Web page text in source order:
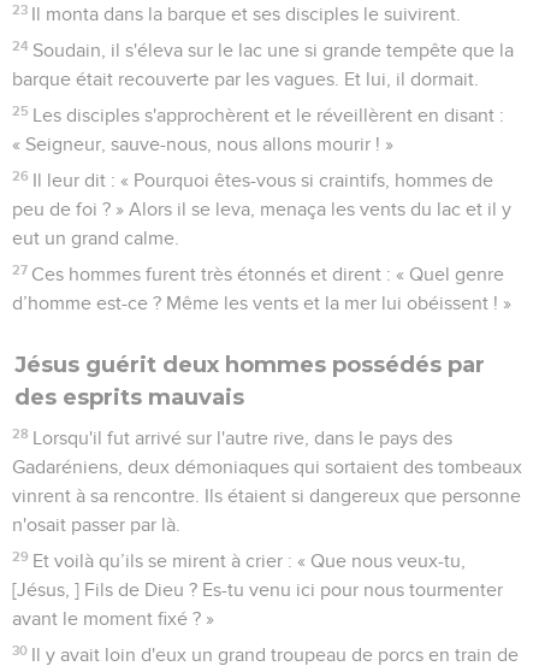
23 Il monta dans la barque et ses disciples le suivirent.
24 Soudain, il s'éleva sur le lac une si grande tempête que la
barque était recouverte par les vagues. Et lui, il dormait.
25 Les disciples s'approchèrent et le réveillèrent en disant :
« Seigneur, sauve-nous, nous allons mourir ! »
26 Il leur dit : « Pourquoi êtes-vous si craintifs, hommes de
peu de foi ? » Alors il se leva, menaça les vents du lac et il y
eut un grand calme.
27 Ces hommes furent très étonnés et dirent : « Quel genre
d’homme est-ce ? Même les vents et la mer lui obéissent ! »
Jésus guérit deux hommes possédés par
des esprits mauvais
28 Lorsqu'il fut arrivé sur l'autre rive, dans le pays des
Gadaréniens, deux démoniaques qui sortaient des tombeaux
vinrent à sa rencontre. Ils étaient si dangereux que personne
n'osait passer par là.
29 Et voilà qu’ils se mirent à crier : « Que nous veux-tu,
[Jésus, ] Fils de Dieu ? Es-tu venu ici pour nous tourmenter
avant le moment fixé ? »
30 Il y avait loin d'eux un grand troupeau de porcs en train de